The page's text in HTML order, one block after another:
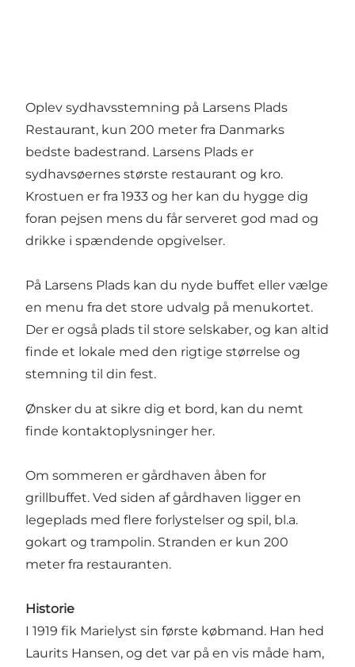
Oplev sydhavsstemning på Larsens Plads
Restaurant, kun 200 meter fra Danmarks
bedste badestrand. Larsens Plads er
sydhavsøernes største restaurant og kro.
Krostuen er fra 1933 og her kan du hygge dig
foran pejsen mens du får serveret god mad og
drikke i spændende opgivelser.
På Larsens Plads kan du nyde buffet eller vælge
en menu fra det store udvalg på menukortet.
Der er også plads til store selskaber, og kan altid
finde et lokale med den rigtige størrelse og
stemning til din fest.
Ønsker du at sikre dig et bord, kan du nemt
finde kontaktoplysninger her.
Om sommeren er gårdhaven åben for
grillbuffet. Ved siden af gårdhaven ligger en
legeplads med flere forlystelser og spil, bl.a.
gokart og trampolin. Stranden er kun 200
meter fra restauranten.
Historie
I 1919 fik Marielyst sin første købmand. Han hed
Laurits Hansen, og det var på en vis måde ham,